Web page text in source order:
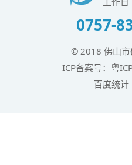
0757-
© 2018 佛山市
ICP备案号： 粤
百度统计